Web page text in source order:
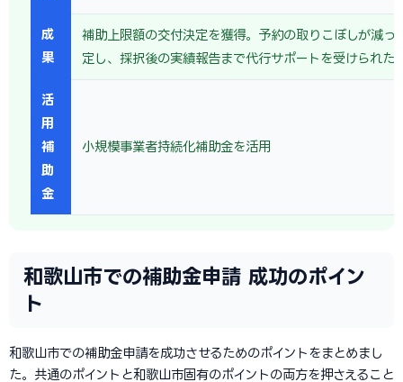
成
果
補助上限額の交付決定を獲得。予約の取りこぼしが減っ
定し、採択後の実績報告まで代行サポートを受けられた
活
用
補
助
金
小規模事業者持続化補助金を活用
和歌山市での補助金申請 成功のポイン
ト
和歌山市での補助金申請を成功させるためのポイントをまとめまし
た。共通のポイントと和歌山市固有のポイントの両方を押さえること